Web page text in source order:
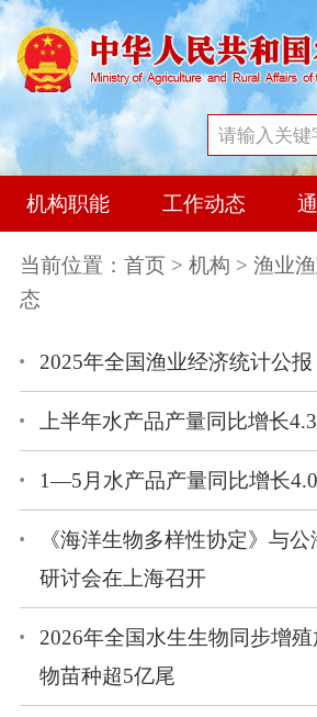
机构职能 工作动态
当前位置： 首页 > 机构 > 渔业
态
2025年全国渔业经济统计公报
上半年水产品产量同比增长
1—5月水产品产量同比增长
《海洋生物多样性协定》与
研讨会在上海召开
2026年全国水生生物同步增
物苗种超5亿尾